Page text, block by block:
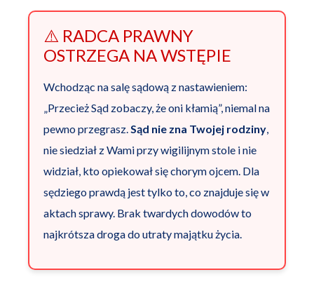
⚠️ RADCA PRAWNY
OSTRZEGA NA WSTĘPIE
Wchodząc na salę sądową z nastawieniem:
„Przecież Sąd zobaczy, że oni kłamią”, niemal na
pewno przegrasz.Sąd nie zna Twojej rodziny,
nie siedział z Wami przy wigilijnym stole i nie
widział, kto opiekował się chorym ojcem. Dla
sędziego prawdą jest tylko to, co znajduje się w
aktach sprawy. Brak twardych dowodów to
najkrótsza droga do utraty majątku życia.